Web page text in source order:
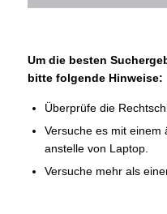
Um die besten
bitte folgende Hinweise:
Überprüfe die
Versuche es mit einem
anstelle von Laptop.
Versuche mehr als